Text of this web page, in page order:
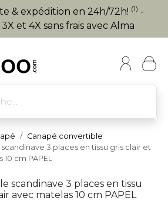
& expédition en 24h/72h! (1) -
et 4X sans frais avec Alma
Canapé convertible
3 places en tissu gris clair et
cm PAPEL
scandinave 3 places en tissu
avec matelas 10 cm PAPEL